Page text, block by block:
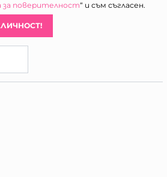
за поверителност“ и съм съгласен.